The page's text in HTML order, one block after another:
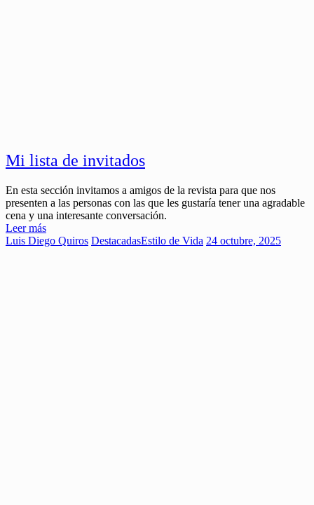
Mi lista de invitados
En esta sección invitamos a amigos de la revista para que nos
presenten a las personas con las que les gustaría tener una agradable
cena y una interesante conversación.
Leer más
Luis Diego Quiros DestacadasEstilo de Vida 24 octubre, 2025